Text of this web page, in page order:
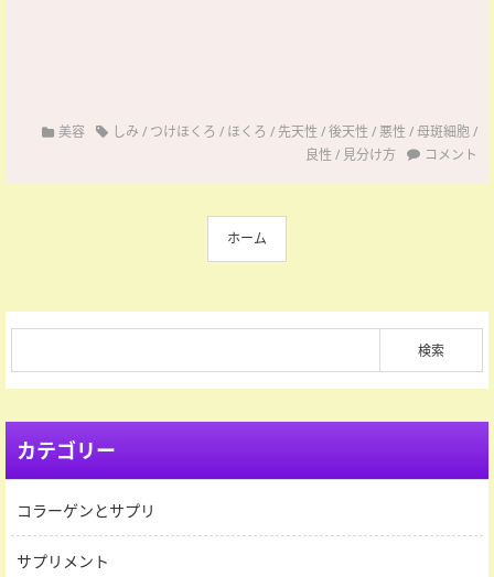
美容 しみ / つけほくろ / ほくろ /先天性 /後天性 /悪性 /母斑細胞/
良性 / 見分け方 コメント
ホーム
カテゴリー
コラーゲンとサプリ
サプリメント